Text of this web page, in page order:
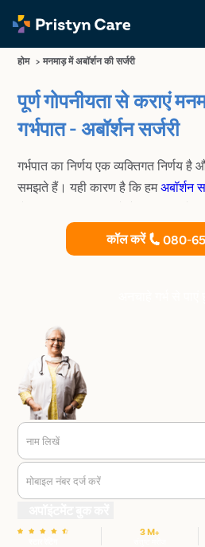
होम > मनमाड़ में अबॉर्शन की सर्जरी
पूर्ण गोपनीयता से कराएं
गर्भपात - अबॉर्शन सर्जरी
गर्भपात का निर्णय एक व्यक्तिगत निर्णय
समझते हैं। यही कारण है कि हमअबॉर्शन
सर्जिकल तकनीकों का उपयोग करती है
सुरक्षित और प्रभावी प्रक्रिया बन
कॉल करें 080-
नाम लिखें
मोबाइल नंबर दर्ज करें
3 M+